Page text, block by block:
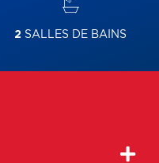
2 SALLES DE BAINS